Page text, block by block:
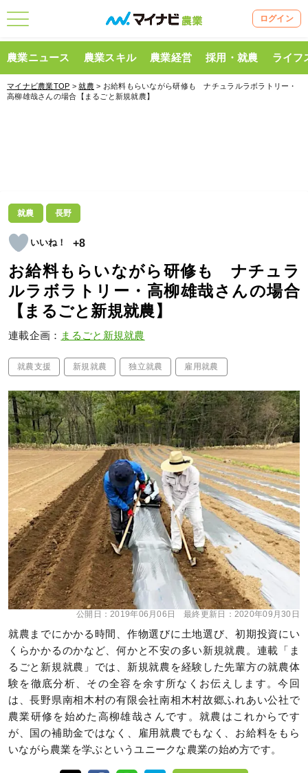
ログイン
農業ニュース 農業スキル 農業経営 採用・就農 ライフ
マイナビ農業TOP >就農 > お給料もらいながら研修も ナチュラルラボラトリー・
高柳雄哉さんの場合【まるごと新規就農】
就農 長野
+8
お給料もらいながら研修も ナチュラ
ルラボラトリー・高柳雄哉さんの場合
【まるごと新規就農】
連載企画： まるごと新規就農
就農支援 新規就農 独立就農 雇用就農
公開日：2019年06月06日 最終更新日： 2020年09月30日
就農までにかかる時間、作物選びに土地選び、初期投資にい
くらかかるのかなど、何かと不安の多い新規就農。連載「ま
るごと新規就農」では、新規就農を経験した先輩方の就農体
験を徹底分析、その全容を余す所なくお伝えします。今回
は、長野県南相木村の有限会社南相木村故郷ふれあい公社で
農業研修を始めた高柳雄哉さんです。就農はこれからです
が、国の補助金ではなく、雇用就農でもなく、お給料をもら
いながら農業を学ぶというユニークな農業の始め方です。